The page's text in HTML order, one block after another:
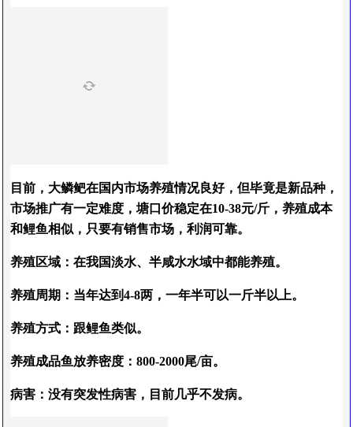
目前，大鳞鲃在国内市场养殖情况良好，但毕竟是新品种，
市场推广有一定难度，塘口价稳定在10-38元/斤，养殖成本
和鲤鱼相似，只要有销售市场，利润可靠。
养殖区域 ：在我国淡水、半咸水水域中都能养殖。
养殖周期 ：当年达到4-8两，一年半可以一斤半以上。
养殖方式 ：跟鲤鱼类似。
养殖成品鱼放养密度 ：800-2000尾/亩。
病害 ：没有突发性病害，目前几乎不发病。